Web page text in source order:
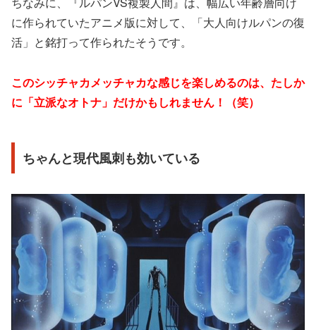
に作られていたアニメ版に対して、「大人向けルパンの復
活」と銘打って作られたそうです。
このシッチャカメッチャカな感じを楽しめるのは、たしか
に「立派なオトナ」だけかもしれません！（笑）
ちゃんと現代風刺も効いている